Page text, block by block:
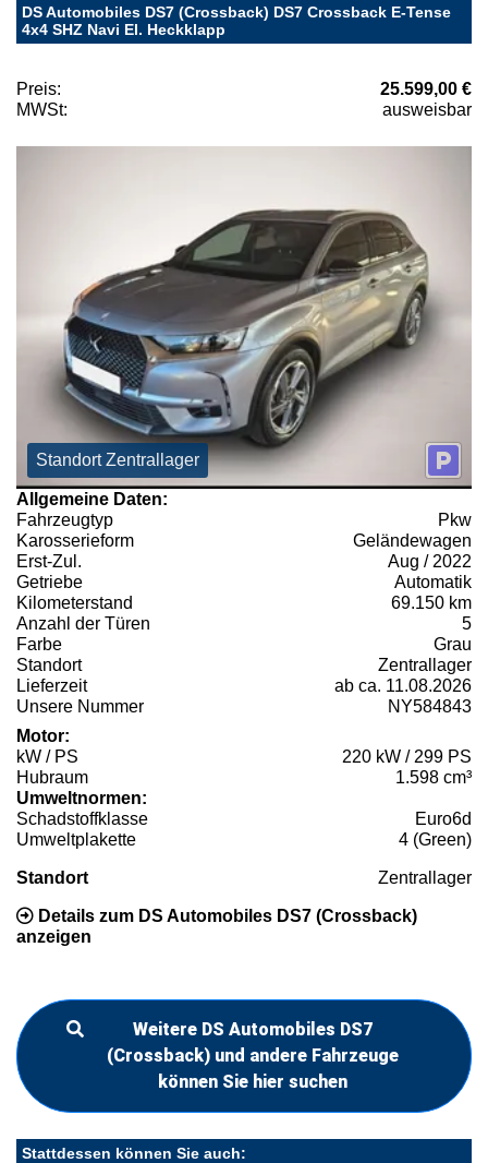
DS Automobiles DS7 (Crossback) DS7 Crossback E-Tense
4x4 SHZ Navi El. Heckklapp
Preis:
25.599,00 €
MWSt:
ausweisbar
Standort Zentrallager
Allgemeine Daten:
Fahrzeugtyp
Pkw
Karosserieform
Geländewagen
Erst-Zul.
Aug / 2022
Getriebe
Automatik
Kilometerstand
69.150 km
Anzahl der Türen
5
Farbe
Grau
Standort
Zentrallager
Lieferzeit
ab ca. 11.08.2026
Unsere Nummer
NY584843
Motor:
kW / PS
220 kW / 299 PS
Hubraum
1.598 cm³
Umweltnormen:
Schadstoffklasse
Euro6d
Umweltplakette
4 (Green)
Standort Zentrallager
Details zum DS Automobiles DS7 (Crossback)
anzeigen
Weitere DS Automobiles DS7
(Crossback) und andere Fahrzeuge
können Sie hier suchen
Stattdessen können Sie auch: